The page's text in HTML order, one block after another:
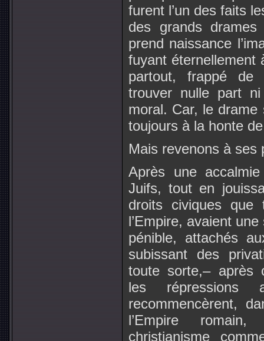
furent l’un des faits
des grands drames
prend naissance
fuyant éternellement
partout, frappé de
trouver nulle part
moral. Car, le drame
toujours à la honte
Mais revenons à ses
Après une
Juifs, tout en
droits civiques
l’Empire, avaient
pénible, attachés
subissant des
toute sorte,– après
les répressions
recommencèrent,
l’Empire
christianisme